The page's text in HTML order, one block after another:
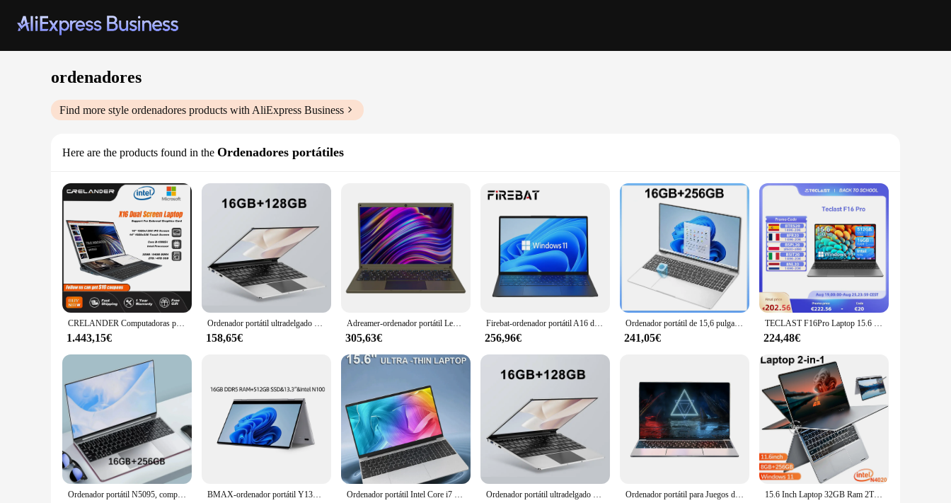
ordenadores
Find more style ordenadores products with AliExpress Business
Here are the products found in the Ordenadores portátiles
CRELANDER Computadoras portátiles de doble pantalla 16 pulgadas + 14 pulgadas de pantalla táctil Intel Core i9 10th Windows 11 computadoras portátiles de PC
1.443,15€
Ordenador portátil ultradelgado de 14,1 pulgadas, 16GB de RAM, 2TB de SSD, Intel N3700, para Gamer, con pantalla de 1920x1080, para oficina y estudio, PC con Windows 11 Pro
158,65€
Adreamer-ordenador portátil LeoBook13, 8GB de RAM, 1TB SSD, 13,3 pulgadas, Intel Notebook, 2560x1600 de resolución, Celeron N4020
305,63€
Firebat-ordenador portátil A16 de 16 pulgadas, CPU N5095, N100, 16GB de RAM, SSD, 512GB, 1TB, BT4.2, WiFi5, LPDDR4, Notebook de negocios ligero
256,96€
Ordenador portátil de 15,6 pulgadas, computadora de oficina con cámara Wifi, huella dactilar retroiluminada, 32GB Ram, 2TB SSD, Windows 11, N5095
241,05€
TECLAST F16Pro Laptop 15.6 pulgadas, 16GB RAM 512GB SSD, para CPU Intel N95, Pantalla IPS FHD 1080P, Teclado retroiluminado
224,48€
Ordenador portátil N5095, computadora con 32GB de RAM, 2048GB de SSD, Intel, Windows 11 Pro, oficina, pc, juegos, Notebook, teclado desbloqueado con huella dactilar BMAX-ordenador portátil Y13PRO de 360 °, Notebook de 13,3 pulgadas, Windows 11, 16GB de RAM, LPDDR5, 512GB SSD, 1920x1080 IPS, Intel N100 Ordenador portátil Intel Core i7 8500Y con Windows 11 Pro, 15,6 ", 20GB, DDR, 1TB, SSD, para oficina, PC, desbloqueo por huella dactilar Ordenador portátil ultradelgado de 14,1 pulgadas, 16GB de RAM, 2TB de SSD, Intel N3700, con pantalla de 1920x1080, para oficina y estudio, PC con Windows 11 Pro Ordenador portátil para Juegos de oficina, notebook con Windows 11 Pro, 2024 pulgadas, Intel CORE i9, 8950HK, 16GB, DDR4, 1TB, 2TB, SSD, x 1920 14,1, 1080 15.6 Inch Laptop 32GB Ram 2TB SSD Windows 11 Notebook Pc Gamer N5095 Office Computer with Backlit Fingerprint Wifi Camera